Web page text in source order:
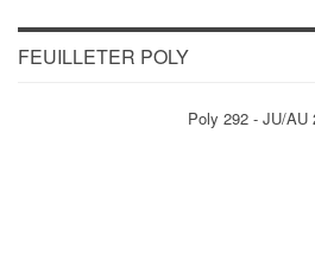
FEUILLETER POLY
Poly 292 - JU/AU